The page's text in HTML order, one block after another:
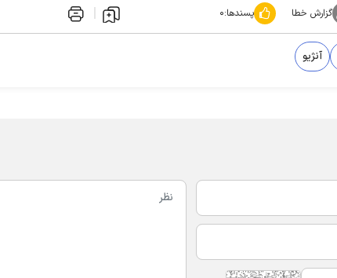
گزارش خطا پسندها:۰
آنژیو